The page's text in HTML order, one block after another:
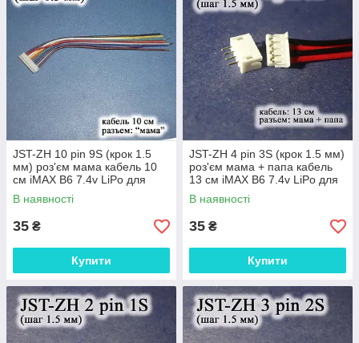
JST-ZH 10 pin 9S (крок 1.5
мм) роз'єм мама кабель 10
см iMAX B6 7.4v LiPo для
балансування
В наявності
35 ₴
Купити
JST-ZH 4 pin 3S (крок 1.5 мм)
роз'єм мама + папа кабель
13 см iMAX B6 7.4v LiPo для
балансування
В наявності
35 ₴
Купити